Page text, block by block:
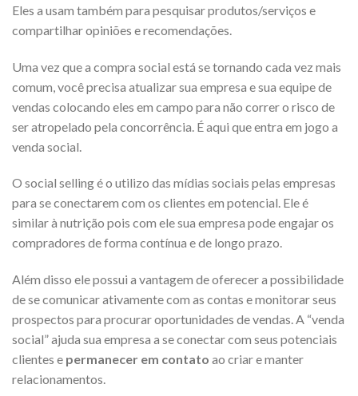
Eles a usam também para pesquisar produtos/serviços e
compartilhar opiniões e recomendações.
Uma vez que a compra social está se tornando cada vez mais
comum, você precisa atualizar sua empresa e sua equipe de
vendas colocando eles em campo para não correr o risco de
ser atropelado pela concorrência. É aqui que entra em jogo a
venda social.
O social selling é o utilizo das mídias sociais pelas empresas
para se conectarem com os clientes em potencial. Ele é
similar à nutrição pois com ele sua empresa pode engajar os
compradores de forma contínua e de longo prazo.
Além disso ele possui a vantagem de oferecer a possibilidade
de se comunicar ativamente com as contas e monitorar seus
prospectos para procurar oportunidades de vendas. A “venda
social” ajuda sua empresa a se conectar com seus potenciais
clientes e permanecer em contato ao criar e manter
relacionamentos.